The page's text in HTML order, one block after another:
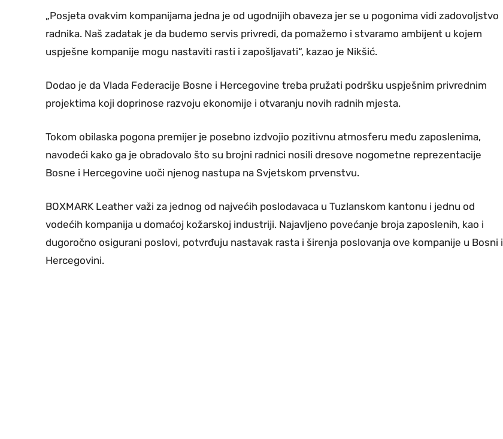
„Posjeta ovakvim kompanijama jedna je od ugodnijih obaveza jer se u pogonima vidi zadovoljstvo
radnika. Naš zadatak je da budemo servis privredi, da pomažemo i stvaramo ambijent u kojem
uspješne kompanije mogu nastaviti rasti i zapošljavati“, kazao je Nikšić.
Dodao je da Vlada Federacije Bosne i Hercegovine treba pružati podršku uspješnim privrednim
projektima koji doprinose razvoju ekonomije i otvaranju novih radnih mjesta.
Tokom obilaska pogona premijer je posebno izdvojio pozitivnu atmosferu među zaposlenima,
navodeći kako ga je obradovalo što su brojni radnici nosili dresove nogometne reprezentacije
Bosne i Hercegovine uoči njenog nastupa na Svjetskom prvenstvu.
BOXMARK Leather važi za jednog od najvećih poslodavaca u Tuzlanskom kantonu i jednu od
vodećih kompanija u domaćoj kožarskoj industriji. Najavljeno povećanje broja zaposlenih, kao i
dugoročno osigurani poslovi, potvrđuju nastavak rasta i širenja poslovanja ove kompanije u Bosni i
Hercegovini.